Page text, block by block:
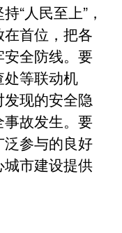
“人民至上”，
首位，把各
全防线。要
等联动机
现的安全隐
故发生。要
参与的良好
市建设提供